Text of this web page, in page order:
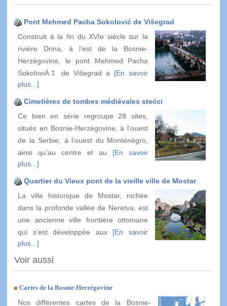
Pont Mehmed Pacha Sokolović de Višegrad
Construit à la fin du XVIe siècle sur la
rivière Drina, à l’est de la Bosnie-
Herzégovine, le pont Mehmed Pacha
SokoloviÄ‡ de Višegrad a [En savoir
plus...]
Cimetières de tombes médiévales stećci
Ce bien en série regroupe 28 sites,
situés en Bosnie-Herzégovine, à l’ouest
de la Serbie, à l’ouest du Monténégro,
ainsi qu'au centre et au [En savoir
plus...]
Quartier du Vieux pont de la vieille ville de Mostar
La ville historique de Mostar, nichée
dans la profonde vallée de Neretva, est
une ancienne ville frontière ottomane
qui s’est développée aux [En savoir
plus...]
Voir aussi
Cartes de la Bosnie-Herzégovine
Nos différentes cartes de la Bosnie-